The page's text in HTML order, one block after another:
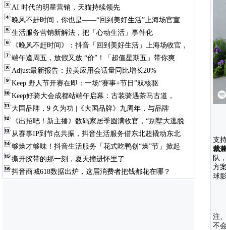
AI 时代的明星营销，天猫持续领先
晚风不赶时间，你也是——“回到美好生活”上海场官宣
生活服务营销新解法，把「心动生活」事件化
《晚风不赶时间》：抖音「回到美好生活」上海场收官，
端午逢周五，放假又放 “价”！「超值星期五」带你爽
Adjust最新报告：拉美应用会话量同比增长20%
Keep 野人节开赛在即：一场“赛事+节日”双核驱
Keep好骑大会成都站端午启幕：古装骑遇茶马古道，
大国品牌，9 久为功 |《大国品牌》九周年，与品牌
《出招吧！新主播》数码家居季圆满收官，“别墅大逃脱
从赛事IP到节点共振，抖音生活服务借东北超撬动东北
够燥才够味！抖音生活服务「花式吃鸭创“燥”节」掀起
撕开胶带的那一刻，夏天撞进怀里了
抖音商城618数据出炉，这届消费者把钱都花在哪？
支
裁
队
方
球
注
不